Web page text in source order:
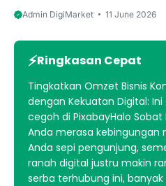
Admin DigiMarket 11 June 2026
Ringkasan Cepat
Tingkatkan Omzet Bisnis
dengan Kekuatan Digital:
cegoh di PixabayHalo
Anda merasa
Anda sepi pengunjung,
ranah digital justru makin
serba terhubung ini,